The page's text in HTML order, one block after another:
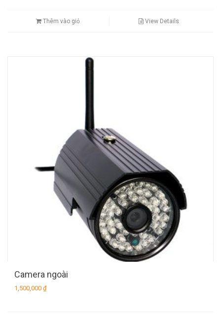
Thêm vào giỏ View Details
Camera ngoài
1,500,000 ₫